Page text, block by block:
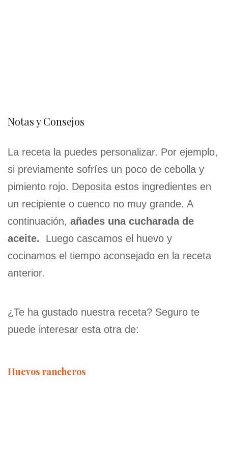
Notas y Consejos
La receta la puedes personalizar. Por ejemplo,
si previamente sofríes un poco de cebolla y
pimiento rojo. Deposita estos ingredientes en
un recipiente o cuenco no muy grande. A
continuación, añades una cucharada de
aceite. Luego cascamos el huevo y
cocinamos el tiempo aconsejado en la receta
anterior.
¿Te ha gustado nuestra receta? Seguro te
puede interesar esta otra de:
Huevos rancheros